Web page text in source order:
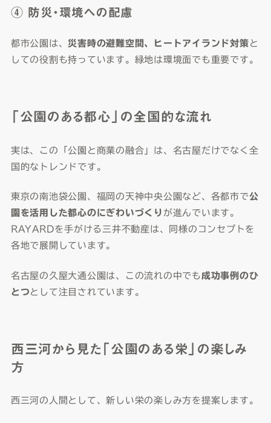
④ 防災・環境への配慮
都市公園は、 災害時の避難空間、ヒートアイランド対策 と
しての役割も持っています。緑地は環境面でも重要です。
「公園のある都心」の全国的な流れ
実は、この「公園と商業の融合」は、名古屋だけでなく全
国的なトレンドです。
東京の南池袋公園、福岡の天神中央公園など、各都市で公
園を活用した都心のにぎわいづくり が進んでいます。
RAYARDを手がける三井不動産は、同様のコンセプトを
各地で展開しています。
名古屋の久屋大通公園は、この流れの中でも 成功事例のひ
とつ として注目されています。
西三河から見た「公園のある栄」の楽しみ
方
西三河の人間として、新しい栄の楽しみ方を提案します。